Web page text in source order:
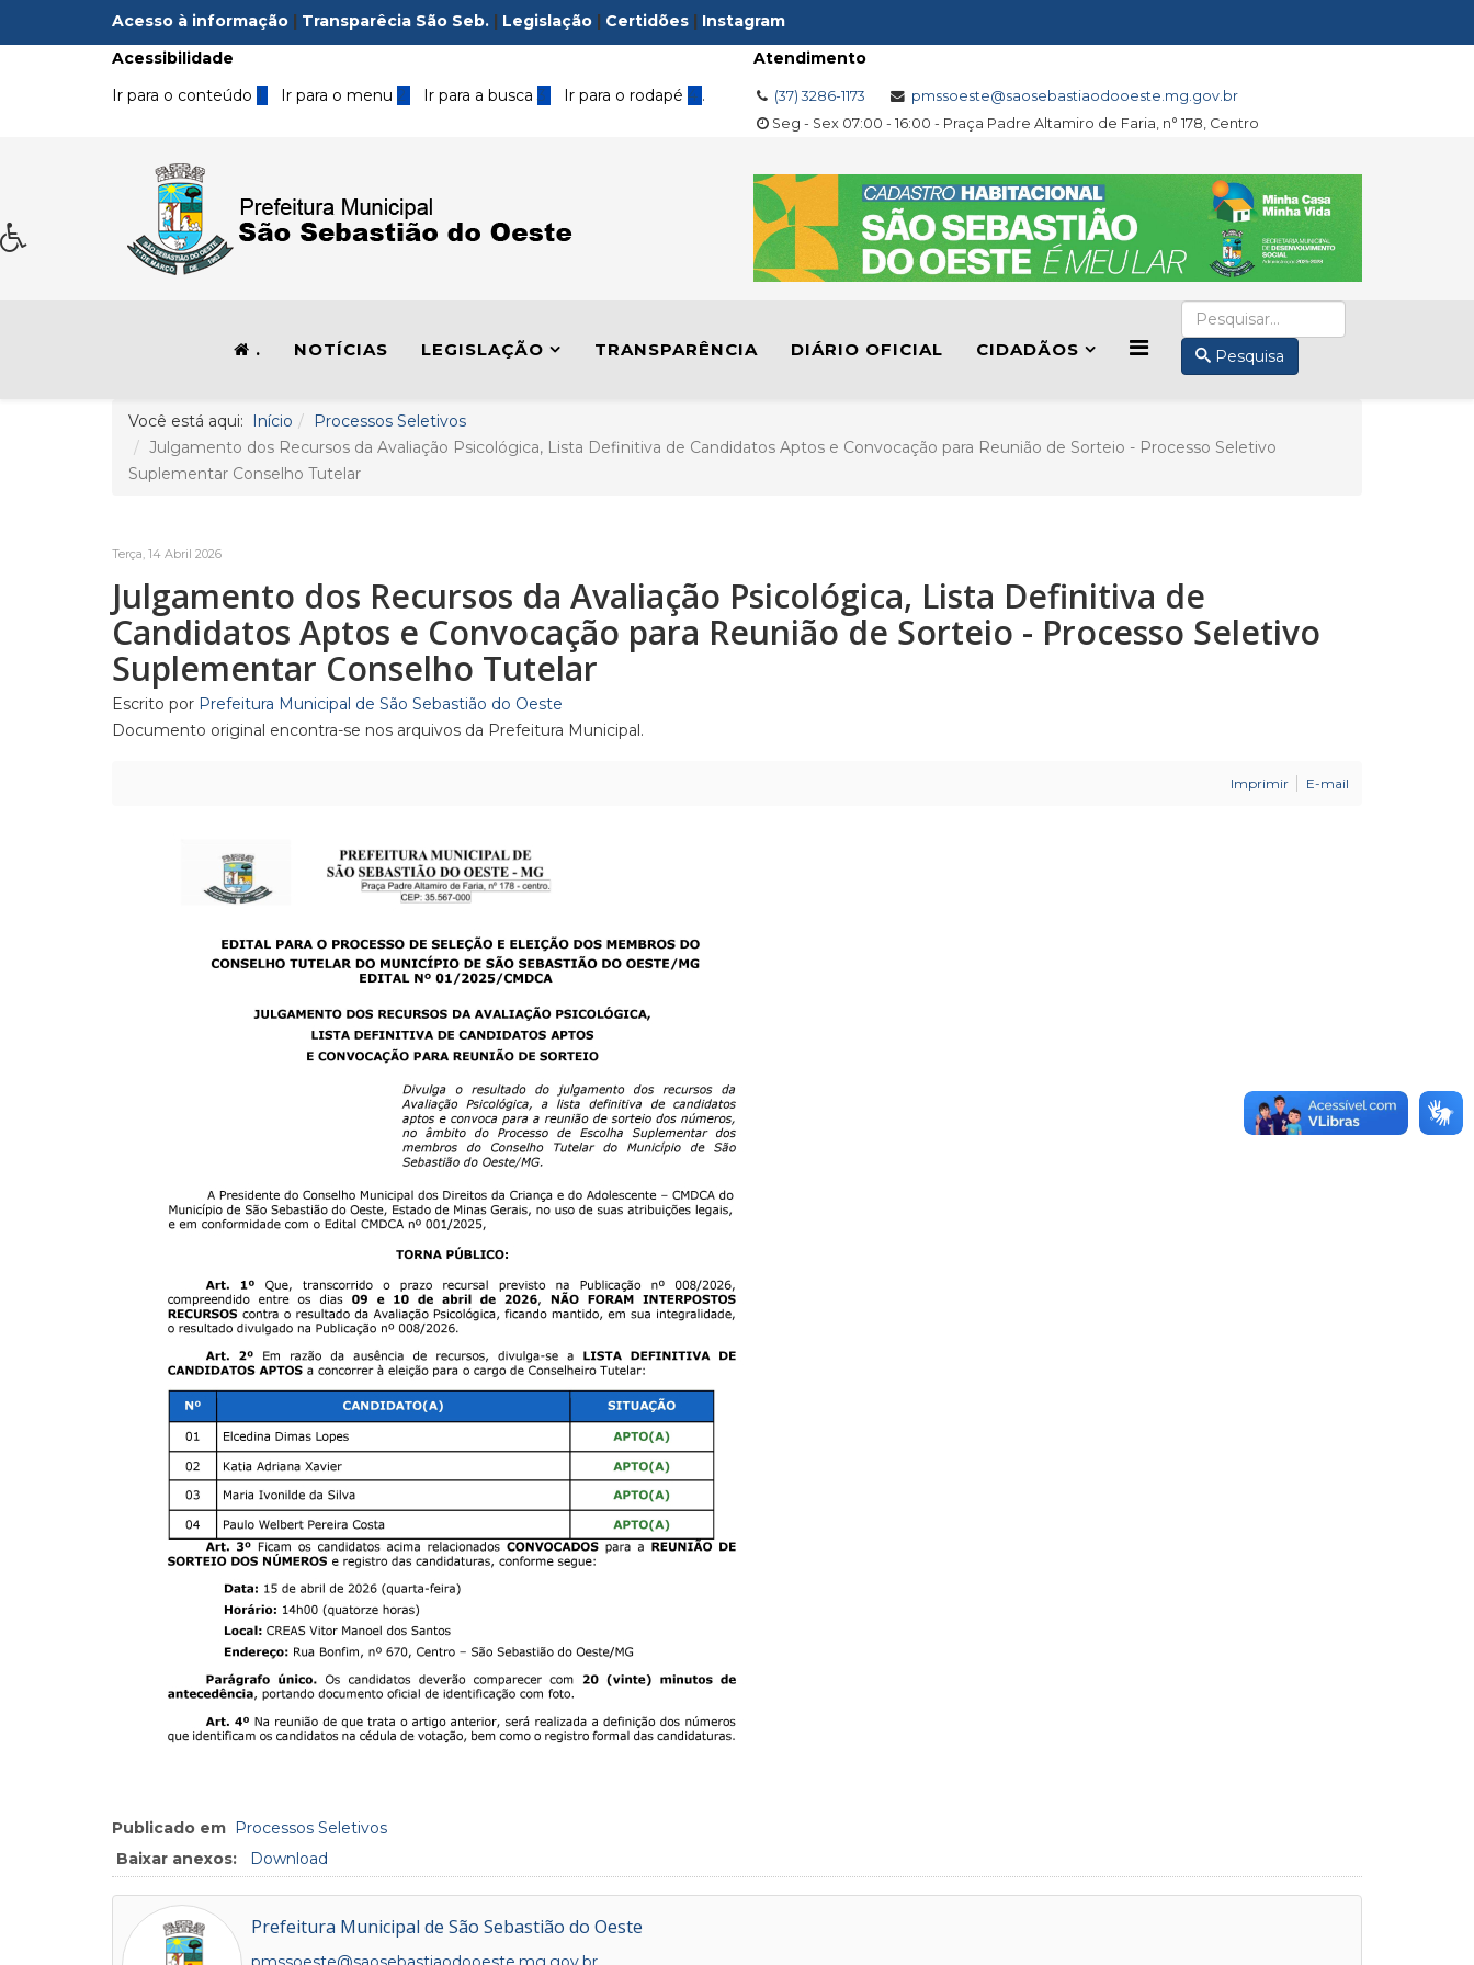
Acesso à informação | Transparêcia São Seb. | Legislação | Certidões | Instagram
Acessibilidade
Ir para o conteúdo 1 Ir para o menu 2 Ir para a busca3 Ir para o rodapé 4 .
Atendimento
(37) 3286-1173
pmssoeste@saosebastiaodooeste.mg.gov.br
Seg - Sex 07:00 - 16:00 - Praça Padre Altamiro de Faria, n° 178, Centro
. NOTÍCIAS LEGISLAÇÃO TRANSPARÊNCIA DIÁRIO OFICIAL CIDADÃOS Pesquisa
Você está aqui: Início
Processos Seletivos
Julgamento dos Recursos da Avaliação Psicológica, Lista Definitiva de Candidatos Aptos e Convocação para Reunião de Sorteio - Processo Seletivo
Suplementar Conselho Tutelar
Terça, 14 Abril 2026
Julgamento dos Recursos da Avaliação Psicológica, Lista Definitiva de
Candidatos Aptos e Convocação para Reunião de Sorteio - Processo Seletivo
Suplementar Conselho Tutelar
Escrito por Prefeitura Municipal de São Sebastião do Oeste
Documento original encontra-se nos arquivos da Prefeitura Municipal.
Imprimir E-mail
Publicado em Processos Seletivos
Baixar anexos:
Download
Prefeitura Municipal de São Sebastião do Oeste